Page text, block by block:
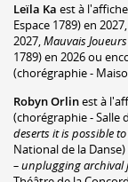
Leïla Ka est à
Espace 1789) en 2027,
2027,Mauvais
1789) en 2026 ou
(chorégraphie -
Robyn Orlinest à
(chorégraphie - Salle
deserts it is possible
National de la
– unplugging